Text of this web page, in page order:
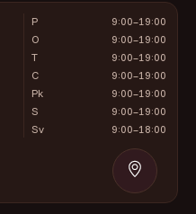
P
9:00–19:00
O
9:00–19:00
T
9:00–19:00
C
9:00–19:00
Pk
9:00–19:00
S
9:00–19:00
Sv
9:00–18:00